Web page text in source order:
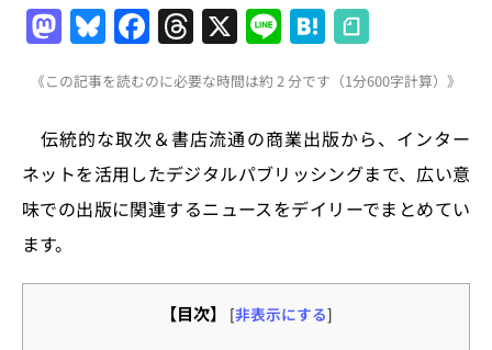
M
a
st
o
d
o
Bl
u
e
s
k
y
F
a
c
e
b
o
k
T
h
re
a
d
s
X Li
n
e
H
at
e
n
a
《この記事を読むのに必要な時間は約 2 分です（1分600字計算）》
伝統的な取次＆書店流通の商業出版から、インター
ネットを活用したデジタルパブリッシングまで、広い意
味での出版に関連するニュースをデイリーでまとめてい
ます。
【目次】 [非表示にする]